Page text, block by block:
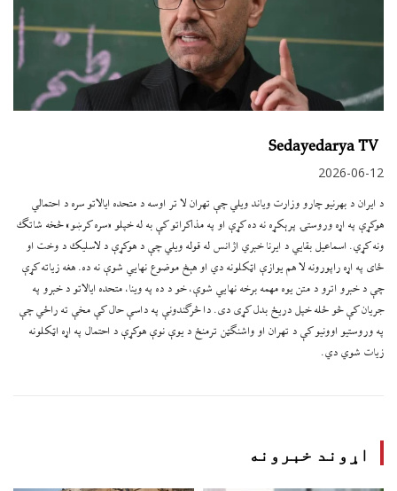
Sedayedarya TV
2026-06-12
د ایران د بهرنیو چارو وزارت ویاند ویلي چې تهران لا تر اوسه د متحده ایالاتو سره د احتمالي
هوکړې په اړه وروستۍ پرېکړه نه ده کړې او په مذاکراتو کې به له خپلو «سره کرښو» څخه شاتګ
ونه کړي. اسماعیل بقایي د ایرنا خبري اژانس له قوله ویلي چې د هوکړې د لاسلیک د وخت او
ځای په اړه راپورونه لا هم یوازې اټکلونه دي او هېڅ موضوع نهايي شوې نه ده. هغه زیاته کړې
چې د خبرو اترو د متن یوه مهمه برخه نهايي شوې، خو د ده په وینا، متحده ایالاتو د خبرو په
جریان کې څو ځله خپل دریځ بدل کړی دی. دا څرګندونې په داسې حال کې مخې ته راځي چې
په وروستیو اوونیو کې د تهران او واشنګټن ترمنځ د یوې نوې هوکړې د احتمال په اړه اټکلونه
زیات شوي دي.
اړوند خبرونه